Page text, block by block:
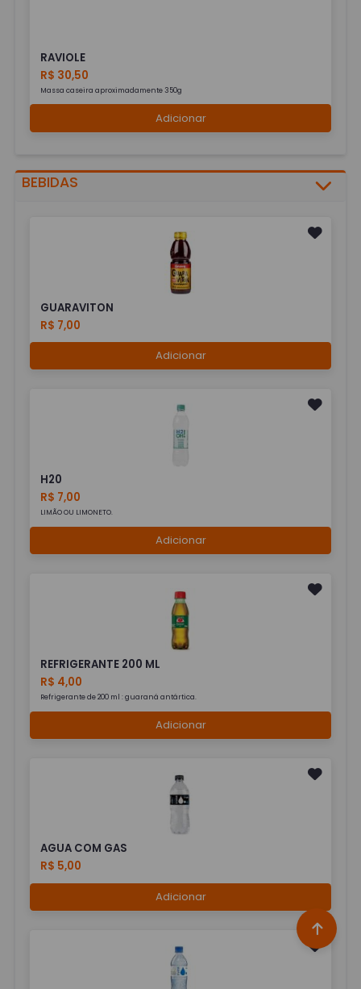
RAVIOLE
R$ 30,50
Massa caseira aproximadamente 350g
Adicionar
BEBIDAS
GUARAVITON
R$ 7,00
Adicionar
H20
R$ 7,00
LIMÃO OU LIMONETO.
Adicionar
REFRIGERANTE 200 ML
R$ 4,00
Refrigerante de 200 ml : guaraná antártica.
Adicionar
AGUA COM GAS
R$ 5,00
Adicionar